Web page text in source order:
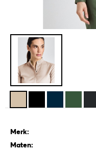
Merk:
Maten: